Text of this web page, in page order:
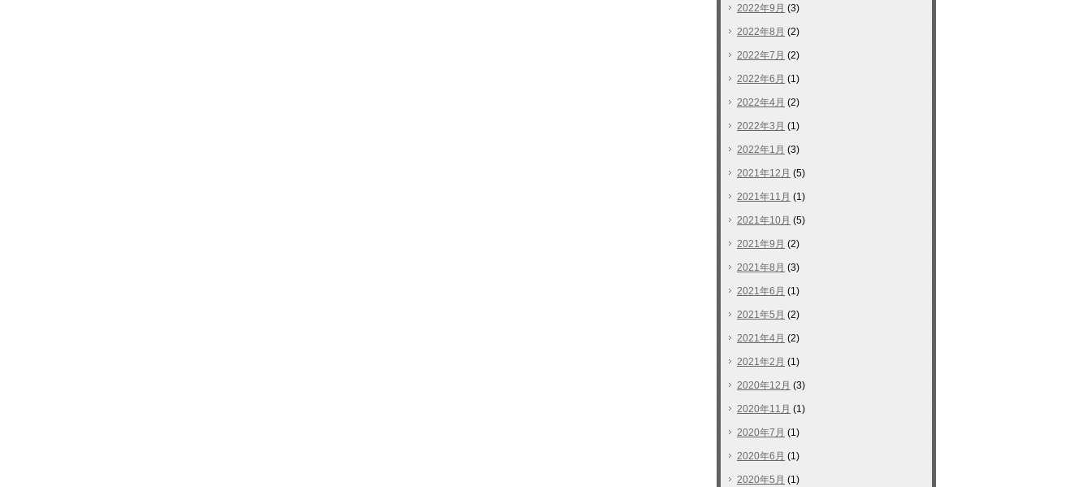
2022年9月 (3)
2022年8月 (2)
2022年7月 (2)
2022年6月 (1)
2022年4月 (2)
2022年3月 (1)
2022年1月 (3)
2021年12月 (5)
2021年11月 (1)
2021年10月 (5)
2021年9月 (2)
2021年8月 (3)
2021年6月 (1)
2021年5月 (2)
2021年4月 (2)
2021年2月 (1)
2020年12月 (3)
2020年11月 (1)
2020年7月 (1)
2020年6月 (1)
2020年5月 (1)